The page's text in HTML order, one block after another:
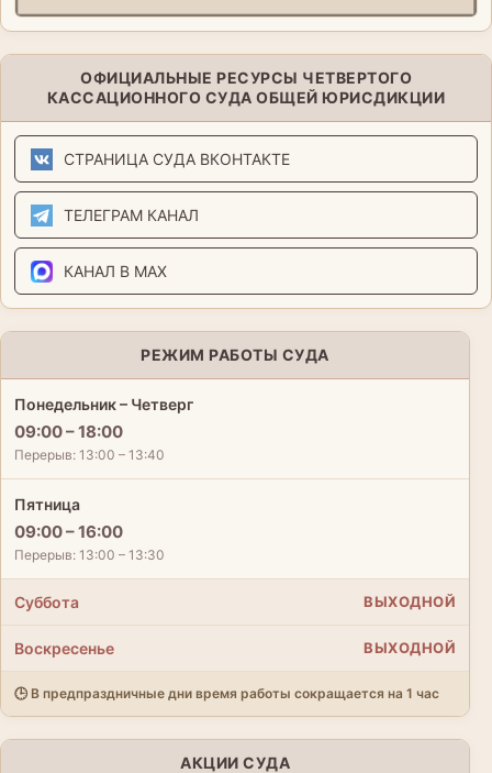
ОФИЦИАЛЬНЫЕ РЕСУРСЫ ЧЕТВЕРТОГО
КАССАЦИОННОГО СУДА ОБЩЕЙ ЮРИСДИКЦИИ
СТРАНИЦА СУДА ВКОНТАКТЕ
ТЕЛЕГРАМ КАНАЛ
КАНАЛ В MAX
РЕЖИМ РАБОТЫ СУДА
Понедельник – Четверг
09:00 – 18:00
Перерыв: 13:00 – 13:40
Пятница
09:00 – 16:00
Перерыв: 13:00 – 13:30
Суббота ВЫХОДНОЙ
Воскресенье ВЫХОДНОЙ
🕒 В предпраздничные дни время работы сокращается на 1 час
АКЦИИ СУДА